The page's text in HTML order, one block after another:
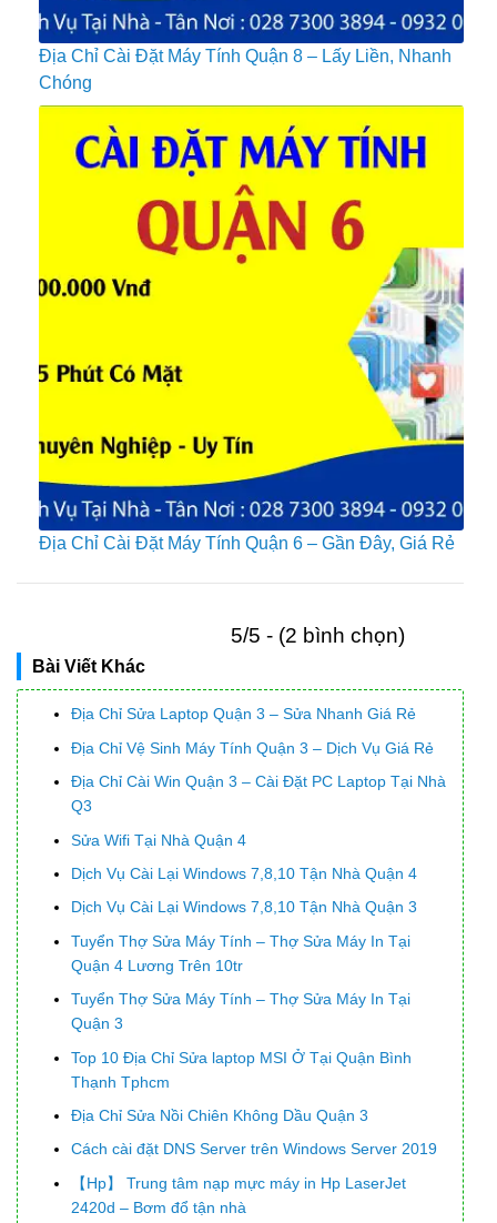
Địa Chỉ Cài Đặt Máy Tính Quận 8 – Lấy Liền, Nhanh
Chóng
Địa Chỉ Cài Đặt Máy Tính Quận 6 – Gần Đây, Giá Rẻ
5/5 - (2 bình chọn)
Bài Viết Khác
Địa Chỉ Sửa Laptop Quận 3 – Sửa Nhanh Giá Rẻ
Địa Chỉ Vệ Sinh Máy Tính Quận 3 – Dịch Vụ Giá Rẻ
Địa Chỉ Cài Win Quận 3 – Cài Đặt PC Laptop Tại Nhà
Q3
Sửa Wifi Tại Nhà Quận 4
Dịch Vụ Cài Lại Windows 7,8,10 Tận Nhà Quận 4
Dịch Vụ Cài Lại Windows 7,8,10 Tận Nhà Quận 3
Tuyển Thợ Sửa Máy Tính – Thợ Sửa Máy In Tại
Quận 4 Lương Trên 10tr
Tuyển Thợ Sửa Máy Tính – Thợ Sửa Máy In Tại
Quận 3
Top 10 Địa Chỉ Sửa laptop MSI Ở Tại Quận Bình
Thạnh Tphcm
Địa Chỉ Sửa Nồi Chiên Không Dầu Quận 3
Cách cài đặt DNS Server trên Windows Server 2019
【Hp】 Trung tâm nạp mực máy in Hp LaserJet
2420d – Bơm đổ tận nhà